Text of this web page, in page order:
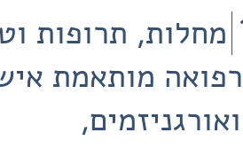
מחלות, תרופות
רפואה מותאמת